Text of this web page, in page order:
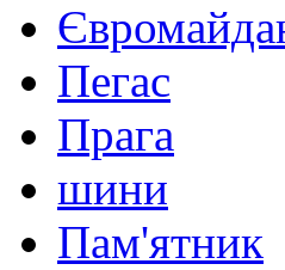
Пегас
Прага
шини
Пам'ятник